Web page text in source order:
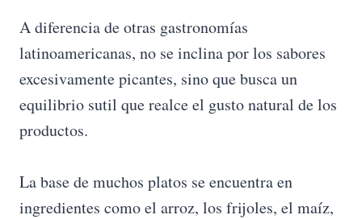
A diferencia de otras gastronomías
latinoamericanas, no se inclina por los sabores
excesivamente picantes, sino que busca un
equilibrio sutil que realce el gusto natural de los
productos.
La base de muchos platos se encuentra en
ingredientes como el arroz, los frijoles, el maíz,